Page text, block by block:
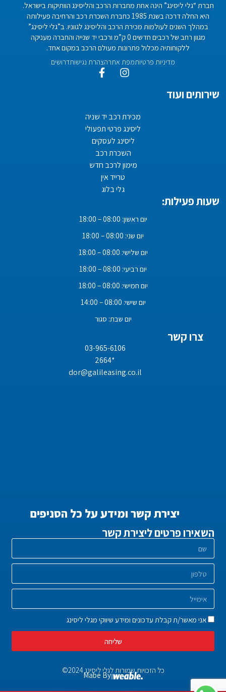
חברת “גלי ליסינג” הינה אחת מחברות הרכב והליסינג הוותיקות בישראל.
היא החלה דרכה בשנת 1985 כחברת השכרת רכב והרחיבה פעילותה
במהלך השנים לעולמות מכירת הרכב והליסינג לגווניו. ב”גלי ליסינג”
מגוון רחב של רכבים חדשים 0 ק”מ ורכבי יד שנייה והחברה מעניקה
ללקוחותיה מכלול פתרונות מעולם הרכב במקום אחד.
מדיניות פרטיותמפת אתרהצהרת נגישותדרושים
שירותים ועוד
מכירת רכב יד שניה
ליסינג פרטי תפעולי
ליסינג לעסקים
השכרת רכב
מימון לרכב חדש
טרייד אין
גלי בלוג
שעות פעילות:
יום ראשון: 08:00 – 18:00
יום שני: 08:00 – 18:00
יום שלישי: 08:00 – 18:00
יום רביעי: 08:00 – 18:00
יום חמישי: 08:00 – 18:00
יום שישי: 08:00 – 14:00
יום שבת: סגור
צרו קשר
03-965-6106
*2664
dor@galileasing.co.il
יצירת קשר ומידע על כל הסניפים
השאירו פרטים ליצירת קשר
אני מאשר/ת קבלת עדכונים ומידע שיווקי מגלי ליסינג
שליחה
כל הזכויות שמורות לגלי ליסינג 2024©
Mabe By